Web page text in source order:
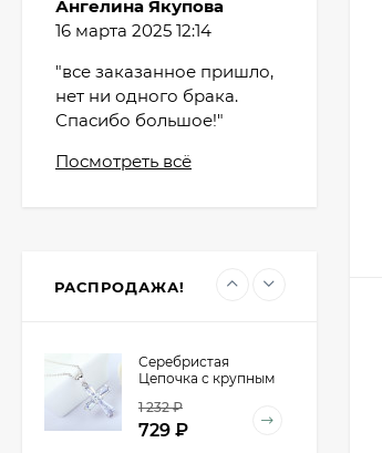
Ангелина Якупова
16 марта 2025 12:14
"все заказанное пришло,
нет ни одного брака.
Спасибо большое!"
Посмотреть всё
РАСПРОДАЖА!
Q73940
26,60 ₽
19₽
Серебристая
Цепочка с крупным
кристаллов E47540
1 232₽
729 ₽